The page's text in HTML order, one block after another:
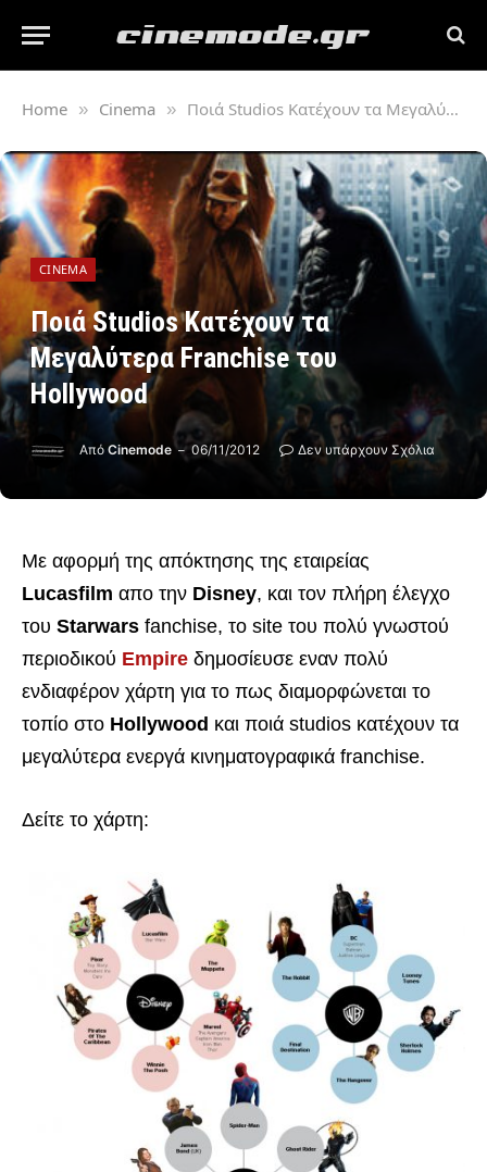
Home » Cinema » Ποιά Studios Κατέχουν τα Μεγαλύτερα Franchise του Hollywood
CINEMA
Ποιά Studios Κατέχουν τα
Μεγαλύτερα Franchise του
Hollywood
Από Cinemode 06/11/2012 Δεν υπάρχουν Σχόλια
Με αφορμή της απόκτησης της εταιρείας
Lucasfilm απο την Disney, και τον πλήρη έλεγχο
του Starwars fanchise, το site του πολύ γνωστού
περιοδικού Empire δημοσίευσε εναν πολύ
ενδιαφέρον χάρτη για το πως διαμορφώνεται το
τοπίο στο Hollywood και ποιά studios κατέχουν τα
μεγαλύτερα ενεργά κινηματογραφικά franchise.
Δείτε το χάρτη: